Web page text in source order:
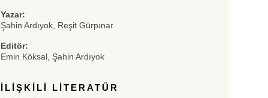
Yazar:
Şahin Ardıyok, Reşit Gürpınar
Editör:
Emin Köksal, Şahin Ardıyok
İLIŞKILI LITERATÜR